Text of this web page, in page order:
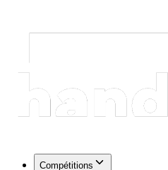
Compétitions